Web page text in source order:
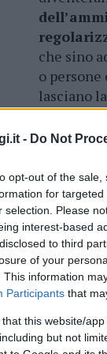
- Do Not
opt-out of the
for
selection. Please
interest-based
to third
of your
This information
Participants that
that this website/
but not
che sino
o
lasciano
dal web
In via
per le
media
diverse
non